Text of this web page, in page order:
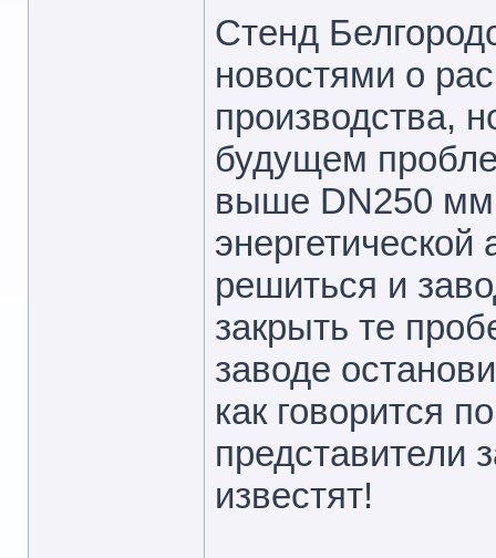
Стенд
новостями о
производства,
будущем
выше DN250 мм
решиться и
закрыть те
заводе
как говорится
известят!